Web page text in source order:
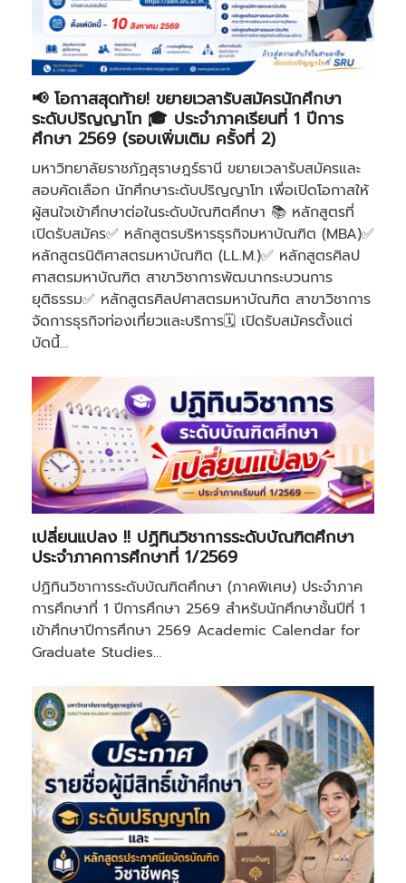
📢 โอกาสสุดท้าย! ขยายเวลารับสมัครนักศึกษา
ระดับปริญญาโท 🎓 ประจำภาคเรียนที่ 1 ปีการ
ศึกษา 2569 (รอบเพิ่มเติม ครั้งที่ 2)
มหาวิทยาลัยราชภัฏสุราษฎร์ธานี ขยายเวลารับสมัครและ
สอบคัดเลือก นักศึกษาระดับปริญญาโท เพื่อเปิดโอกาสให้
ผู้สนใจเข้าศึกษาต่อในระดับบัณฑิตศึกษา 📚 หลักสูตรที่
เปิดรับสมัคร✅ หลักสูตรบริหารธุรกิจมหาบัณฑิต (MBA)✅
หลักสูตรนิติศาสตรมหาบัณฑิต (LL.M.)✅ หลักสูตรศิลป
ศาสตรมหาบัณฑิต สาขาวิชาการพัฒนากระบวนการ
ยุติธรรม✅ หลักสูตรศิลปศาสตรมหาบัณฑิต สาขาวิชาการ
จัดการธุรกิจท่องเที่ยวและบริการ🗓 เปิดรับสมัครตั้งแต่
บัดนี้…
เปลี่ยนแปลง !! ปฏิทินวิชาการระดับบัณฑิตศึกษา
ประจำภาคการศึกษาที่ 1/2569
ปฏิทินวิชาการระดับบัณฑิตศึกษา (ภาคพิเศษ) ประจำภาค
การศึกษาที่ 1 ปีการศึกษา 2569 สำหรับนักศึกษาชั้นปีที่ 1
เข้าศึกษาปีการศึกษา 2569 Academic Calendar for
Graduate Studies…